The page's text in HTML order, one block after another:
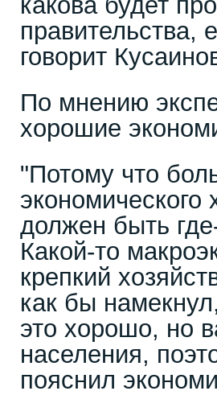
правительства,
говорит
По мнению
хорошие
"Потому что
должен быть
Какой-то
крепкий
как бы
это хорошо, но
населения,
пояснил